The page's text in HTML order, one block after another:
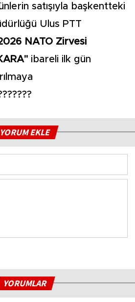
satışıyla başkentteki
Ulus PTT
NATO Zirvesi
ibareli ilk gün
YORUM EKLE
YORUMLAR